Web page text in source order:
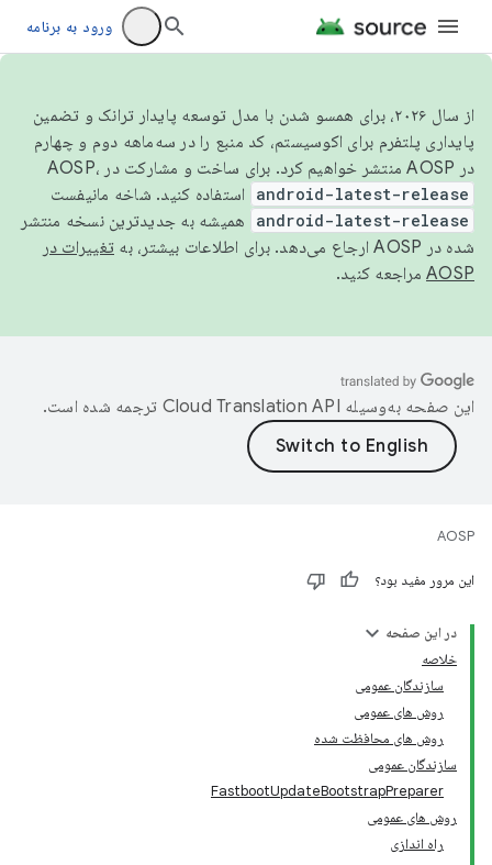
ورود به برنامه
از سال ۲۰۲۶، برای همسو شدن با مدل توسعه پایدار ترانک و تضمین
پایداری پلتفرم برای اکوسیستم، کد منبع را در سه‌ماهه دوم و چهارم
در AOSP منتشر خواهیم کرد. برای ساخت و مشارکت در AOSP،
android-latest-release استفاده کنید. شاخه مانیفست
android-latest-release
همیشه به جدیدترین نسخه منتشر
شده در AOSP ارجاع می‌دهد. برای اطلاعات بیشتر، به
تغییرات در
AOSP مراجعه کنید.
این صفحه به‌وسیله ترجمه شده است.
AOSP
این مرور مفید بود؟
در این صفحه
خلاصه
سازندگان عمومی
روش های عمومی
روش های محافظت شده
سازندگان عمومی
FastbootUpdateBootstrapPreparer
روش های عمومی
راه اندازی